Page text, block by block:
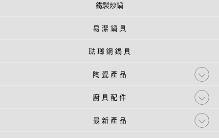
鐵製炒鍋
易 潔 鍋 具
琺 瑯 鋼 鍋 具
陶 瓷 產 品
廚 具 配 件
最 新 產 品